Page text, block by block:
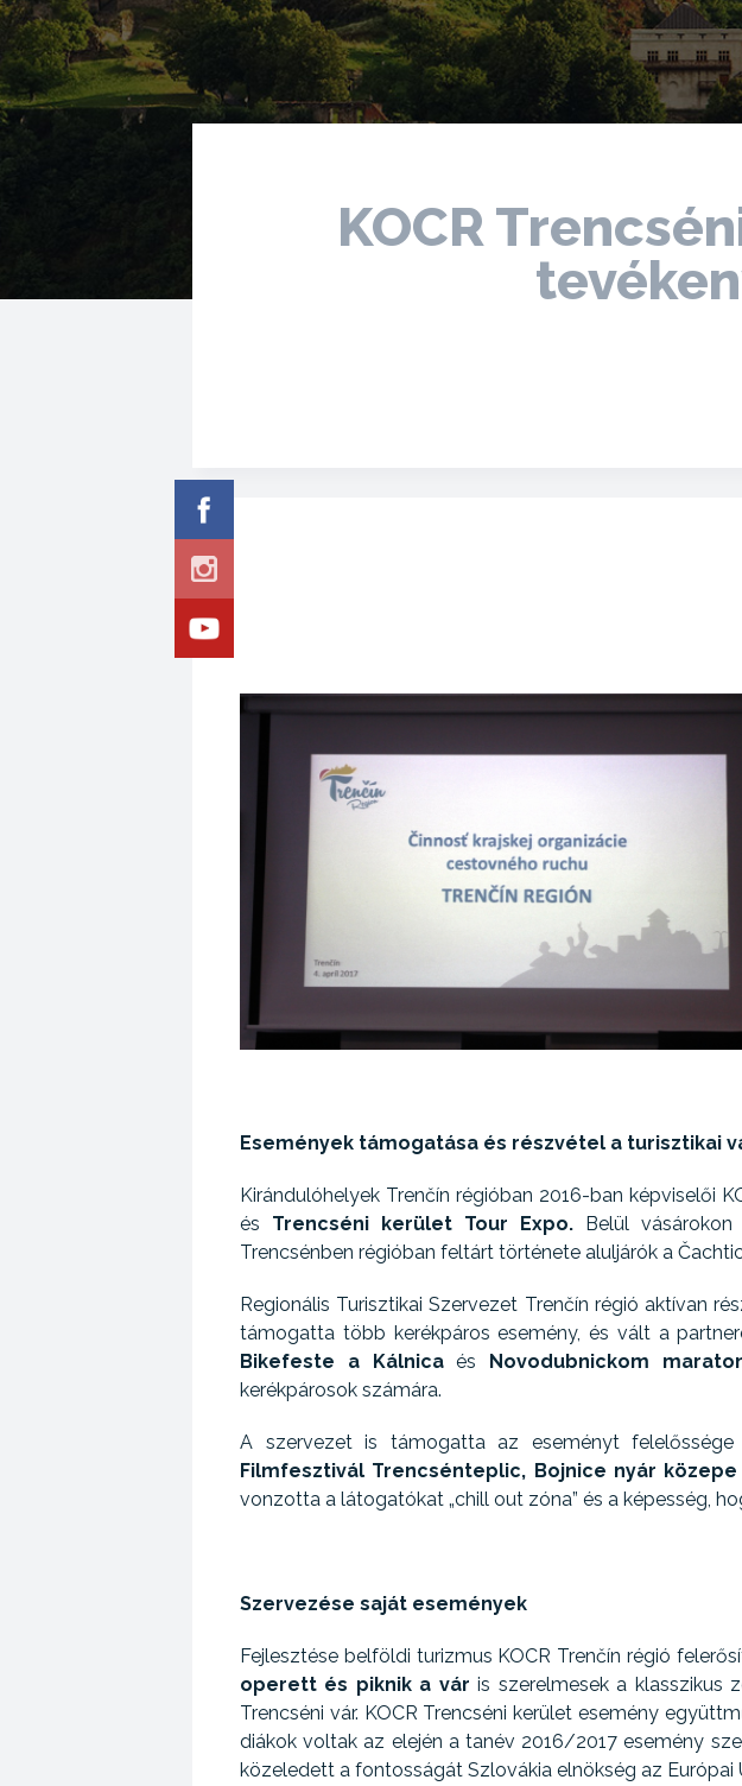
KOCR
Események támogatása és részvétel a turisztikai
Kirándulóhelyek Trenčín régióban 2016-ban képviselői
és Trencséni kerület Tour Expo. Belül
Trencsénben régióban feltárt története aluljárók a
Regionális Turisztikai Szervezet Trenčín régió aktívan
támogatta több kerékpáros esemény, és vált a
Bikefeste a Kálnicaés Novodubnickom
kerékpárosok számára.
A szervezet is támogatta az eseményt
Filmfesztivál Trencsénteplic, Bojnice nyár közepe
vonzotta a látogatókat „chill out zóna” és a képesség,
Szervezése saját események
Fejlesztése belföldi turizmus KOCR Trenčín régió
operett és piknik a vár is szerelmesek a klasszikus
Trencséni vár. KOCR Trencséni kerület esemény
diákok voltak az elején a tanév 2016/2017 esemény
közeledett a fontosságát Szlovákia elnökség az